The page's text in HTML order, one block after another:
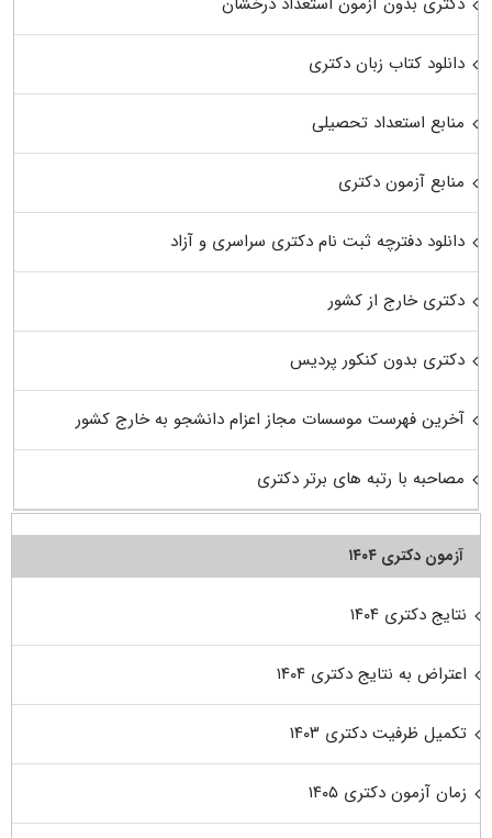
دانلود کتاب زبان دکتری
منابع استعداد تحصیلی
منابع آزمون دکتری
دانلود دفترچه ثبت نام دکتری سراسری و آزاد
دکتری خارج از کشور
دکتری بدون کنکور پردیس
آخرین فهرست موسسات مجاز اعزام دانشجو به خارج کشور
مصاحبه با رتبه های برتر دکتری
آزمون دکتری ۱۴۰۴
نتایج دکتری ۱۴۰۴
اعتراض به نتایج دکتری ۱۴۰۴
تکمیل ظرفیت دکتری ۱۴۰۳
زمان آزمون دکتری ۱۴۰۵